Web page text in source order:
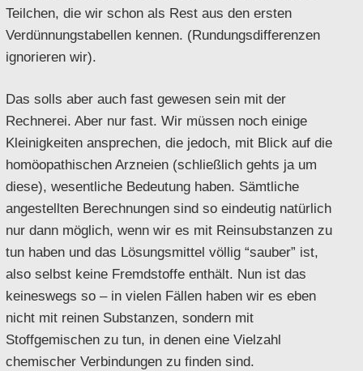
Teilchen, die wir schon als Rest aus den ersten
Verdünnungstabellen kennen. (Rundungsdifferenzen
ignorieren wir).
Das solls aber auch fast gewesen sein mit der
Rechnerei. Aber nur fast. Wir müssen noch einige
Kleinigkeiten ansprechen, die jedoch, mit Blick auf die
homöopathischen Arzneien (schließlich gehts ja um
diese), wesentliche Bedeutung haben. Sämtliche
angestellten Berechnungen sind so eindeutig natürlich
nur dann möglich, wenn wir es mit Reinsubstanzen zu
tun haben und das Lösungsmittel völlig “sauber” ist,
also selbst keine Fremdstoffe enthält. Nun ist das
keineswegs so – in vielen Fällen haben wir es eben
nicht mit reinen Substanzen, sondern mit
Stoffgemischen zu tun, in denen eine Vielzahl
chemischer Verbindungen zu finden sind.